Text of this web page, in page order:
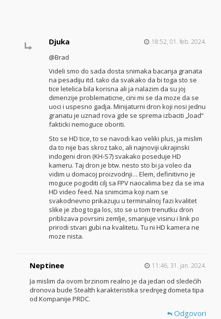
Djuka 18:52, 01. feb. 2024.
@Brad
Videli smo do sada dosta snimaka bacanja granata
na pesadiju itd. tako da svakako da bi toga sto se
tice letelica bila korisna ali ja nalazim da su joj
dimenzije problematicne, cini mi se da moze da se
uoci i uspesno gadja. Minijaturni dron koji nosi jednu
granatu je uznad rova gde se sprema izbaciti „load“
fakticki nemoguce oboriti.
Sto se HD tice, to se navodi kao veliki plus, ja mislim
da to nije bas skroz tako, ali najnoviji ukrajinski
indogeni dron (KH-S7) svakako poseduje HD
kameru. Taj dron je btw. nesto sto bi ja voleo da
vidim u domacoj proizvodnji… Elem, definitivno je
moguce pogoditi cilj sa FPV naocalima bez da se ima
HD video feed. Na snimcima koji nam se
svakodnevno prikazuju u terminalnoj fazi kvalitet
slike je zbog toga los, sto se u tom trenutku dron
priblizava povrsini zemlje, smanjuje visinu i link po
prirodi stvari gubi na kvalitetu. Tu ni HD kamera ne
moze nista.
Neptinee 11:46, 31. jan. 2024.
Ja mislim da ovom brzinom realno je da jedan od sledećih
dronova bude Stealth karakteristika srednjeg dometa tipa
od Kompanije PRDC.
Odgovori